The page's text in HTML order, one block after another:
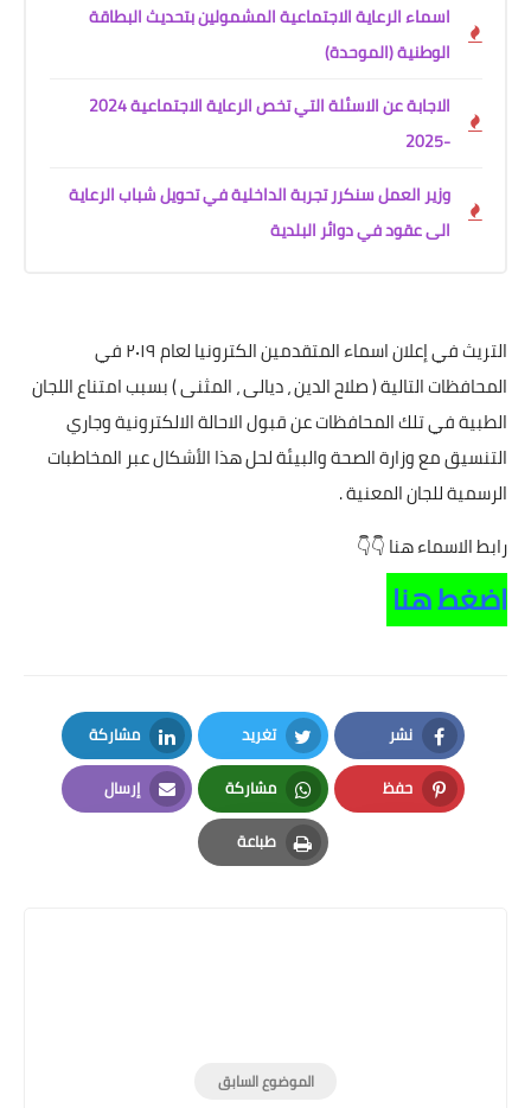
اسماء الرعاية الاجتماعية المشمولين بتحديث البطاقة
الوطنية (الموحدة)
الاجابة عن الاسئلة التي تخص الرعاية الاجتماعية 2024
-2025
وزير العمل سنكرر تجربة الداخلية في تحويل شباب الرعاية
الى عقود في دوائر البلدية
التريث في إعلان اسماء المتقدمين الكترونيا لعام ٢٠١٩ في
المحافظات التالية ( صلاح الدين ، ديالى ، المثنى ) بسبب امتناع اللجان
الطبية في تلك المحافظات عن قبول الاحالة الالكترونية وجاري
التنسيق مع وزارة الصحة والبيئة لحل هذا الأشكال عبر المخاطبات
الرسمية للجان المعنية .
رابط الاسماء هنا 👇👇
اضغط هنا
نشر
Facebook
تغريد
Twitter
مشاركة
LinkedIn
حفظ
Pinterest
مشاركة
Whatsapp
إرسال
Email
طباعة
Print
الموضوع السابق